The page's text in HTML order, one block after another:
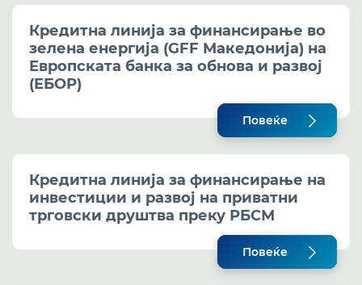
За нас
Open
Блог
Open
Кредити од извори на средства на Банката
Понуда во соработка со ФИТР
Кредитни линии
Кредитна линија зa финансирање во
зелена енергија (GFF Македонија) на
Европската банка за обнова и развој
(ЕБОР)
Повеќе
Кредитна линија за финансирање на
инвестиции и развој на приватни
трговски друштва преку РБСМ
Повеќе